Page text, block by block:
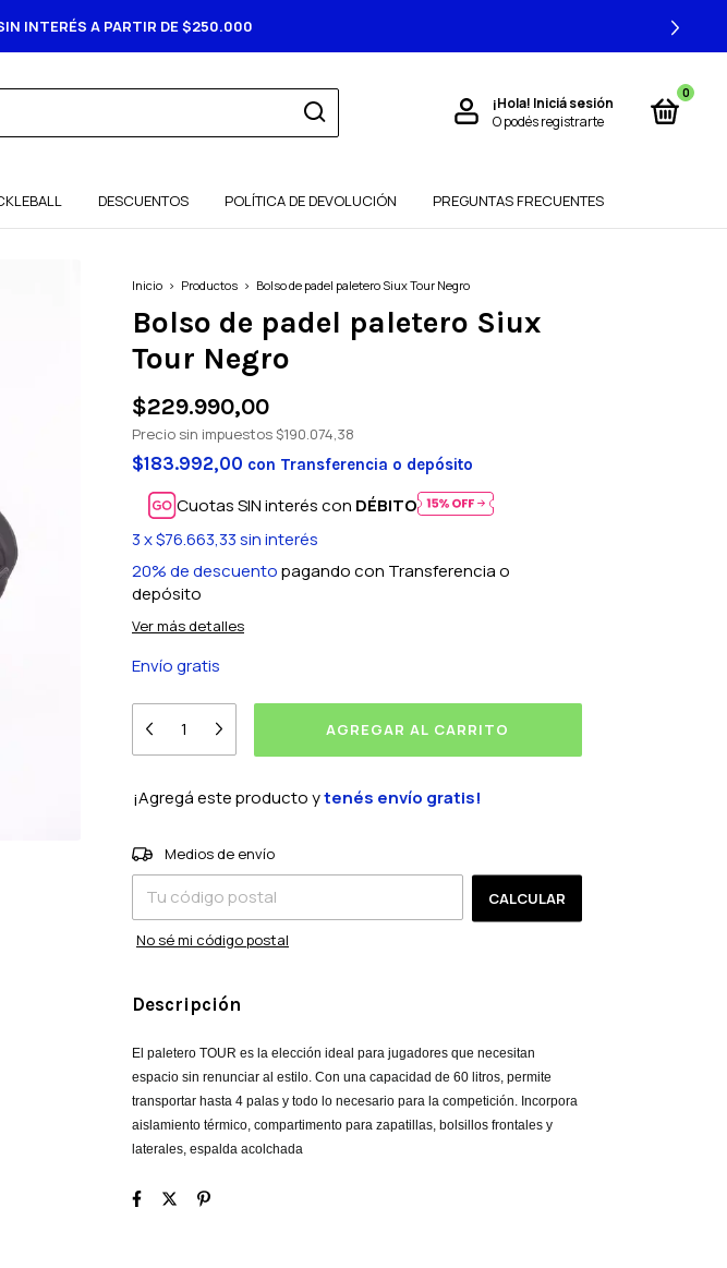
20% DESCUENTO ABONANDO CON TRANSFERENCIA
¡Hola! Iniciá sesión
O podés registrarte
0
DESCUENTOS POLÍTICA DE DEVOLUCIÓN PREGUNTAS FRECUENTES
Inicio > Productos > Bolso de padel paletero Siux Tour Negro
Bolso de padel paletero Siux
Tour Negro
$229.990,00
Precio sin impuestos$190.074,38
$183.992,00 con Transferencia o depósito
Cuotas SIN interés con DÉBITO
3x$76.663,33sin interés
20% de descuentopagando con Transferencia o
depósito
Ver más detalles
Envío gratis
¡Agregá este producto ytenés envío gratis!
Entregas para el CP:
Medios de envío
CALCULAR
No sé mi código postal
Descripción
El paletero TOUR es la elección ideal para jugadores que necesitan
espacio sin renunciar al estilo. Con una capacidad de 60 litros, permite
transportar hasta 4 palas y todo lo necesario para la competición. Incorpora
aislamiento térmico, compartimento para zapatillas, bolsillos frontales y
laterales, espalda acolchada